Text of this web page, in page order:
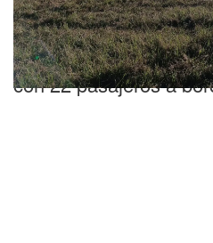
Susto
Pánico en Córdoba:
con 22 pasajeros a